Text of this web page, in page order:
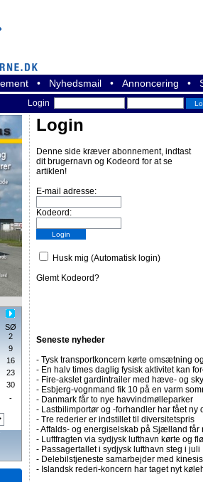
• Nyhedsmail • Annoncering •
Login
SØ
2
9
16
23
30
-
Login
Denne side kræver abonnement, indtast
dit brugernavn og Kodeord for at se
artiklen!
E-mail adresse:
Kodeord:
Husk mig (Automatisk login)
Glemt Kodeord?
Seneste nyheder
- Tysk transportkoncern kørte omsætning
- En halv times daglig fysisk aktivitet kan
- Fire-akslet gardintrailer med hæve- og
- Esbjerg-vognmand fik 10 på en varm
- Danmark får to nye havvindmølleparker
- Lastbilimportør og -forhandler har fået ny
- Tre rederier er indstillet til diversitetspris
-Affalds- og energiselskab på Sjælland får
- Luftfragten via sydjysk lufthavn kørte og
- Passagertallet i sydjysk lufthavn steg i juli
- Delebilstjeneste samarbejder med
- Islandsk rederi-koncern har taget nyt